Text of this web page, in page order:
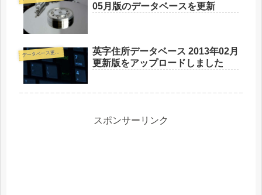
05月版のデータベースを更新
デ
ータベース更新情報
英字住所データベース 2013年02月
更新版をアップロードしました
スポンサーリンク